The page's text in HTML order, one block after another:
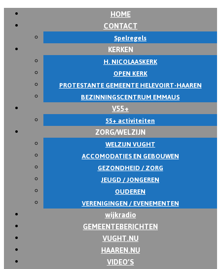
HOME
CONTACT
Spelregels
KERKEN
H. NICOLAASKERK
OPEN KERK
PROTESTANTE GEMEENTE HELEVOIRT-HAAREN
BEZINNINGSCENTRUM EMMAUS
V55+
55+ activiteiten
ZORG/WELZIJN
WELZIJN VUGHT
ACCOMODATIES EN GEBOUWEN
GEZONDHEID / ZORG
JEUGD / JONGEREN
OUDEREN
VERENIGINGEN / EVENEMENTEN
wijkradio
GEMEENTEBERICHTEN
VUGHT.NU
HAAREN.NU
VIDEO’S